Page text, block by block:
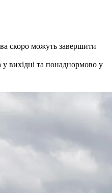
скоро можуть завершити
у вихідні та понаднормово у